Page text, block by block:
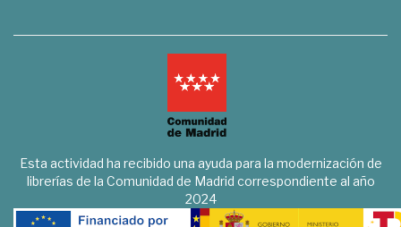
Esta actividad ha recibido una ayuda para la modernización de
librerías de la Comunidad de Madrid correspondiente al año
2024